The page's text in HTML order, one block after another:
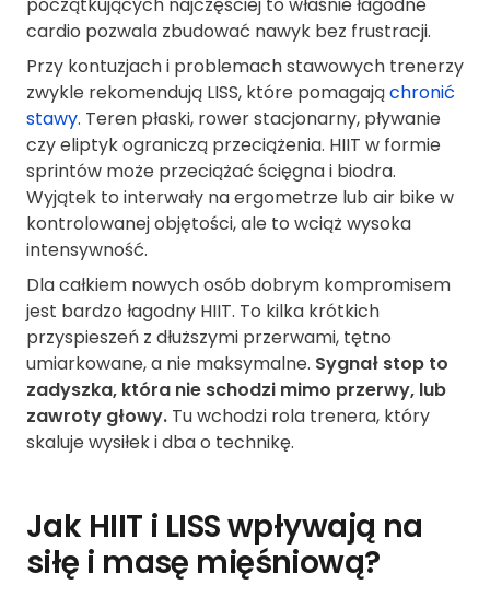
początkujących najczęściej to właśnie łagodne
cardio pozwala zbudować nawyk bez frustracji.
Przy kontuzjach i problemach stawowych trenerzy
zwykle rekomendują LISS, które pomagająchronić
stawy. Teren płaski, rower stacjonarny, pływanie
czy eliptyk ograniczą przeciążenia. HIIT w formie
sprintów może przeciążać ścięgna i biodra.
Wyjątek to interwały na ergometrze lub air bike w
kontrolowanej objętości, ale to wciąż wysoka
intensywność.
Dla całkiem nowych osób dobrym kompromisem
jest bardzo łagodny HIIT. To kilka krótkich
przyspieszeń z dłuższymi przerwami, tętno
umiarkowane, a nie maksymalne. Sygnał stop to
zadyszka, która nie schodzi mimo przerwy, lub
zawroty głowy. Tu wchodzi rola trenera, który
skaluje wysiłek i dba o technikę.
Jak HIIT i LISS wpływają na
siłę i masę mięśniową?